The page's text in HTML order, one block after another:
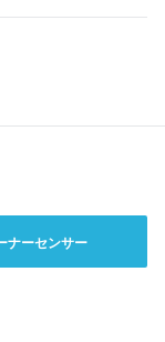
ナーセンサー